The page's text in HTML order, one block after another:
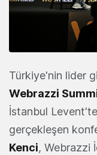
Türkiye'nin lider
Webrazzi
İstanbul
gerçekleşen
Kenci, Webrazzi